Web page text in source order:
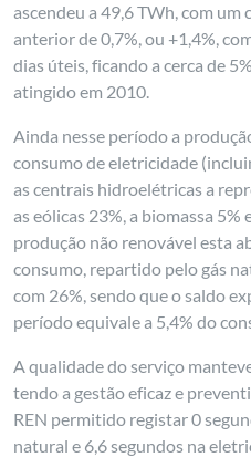
ascendeu a 49,6 TWh, com um
anterior de 0,7%, ou +1,4%,
dias úteis, ficando a cerca de
atingido em 2010.
Ainda nesse período a
consumo de eletricidade
as centrais hidroelétricas a
as eólicas 23%, a biomassa 5%
produção não renovável esta
consumo, repartido pelo gás
com 26%, sendo que o saldo
período equivale a 5,4% do
A qualidade do serviço
tendo a gestão eficaz e
REN permitido registar 0
natural e 6,6 segundos na